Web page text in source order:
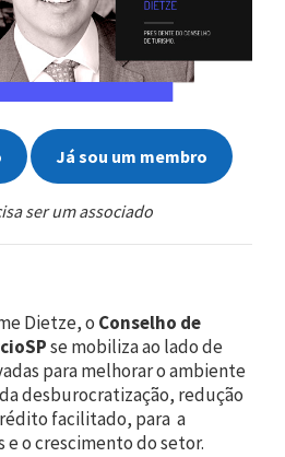
Já sou um membro
ser um associado
Dietze, o Conselho de
se mobiliza ao lado de
para melhorar o ambiente
desburocratização, redução
facilitado, para a
e o crescimento do setor.